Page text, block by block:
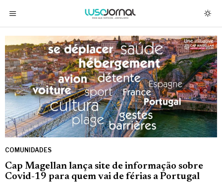
COMUNIDADES
Cap Magellan lança site de informação sobre
Covid-19 para quem vai de férias a Portugal